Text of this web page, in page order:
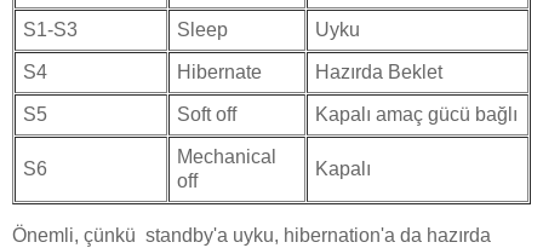
S1-S3 Sleep Uyku
S4 Hibernate Hazırda Beklet
S5 Soft off Kapalı amaç gücü bağlı
S6
Mechanical
off
Kapalı
Önemli, çünkü standby'a uyku, hibernation'a da hazırda